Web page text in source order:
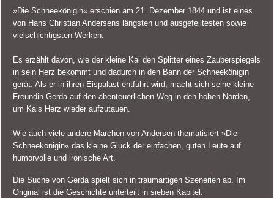
»Die Schneekönigin« erschien am 21. Dezember 1844 und ist eines
von Hans Christian Andersens längsten und ausgefeiltesten sowie
vielschichtigsten Werken.
Es erzählt davon, wie der kleine Kai den Splitter eines Zauberspiegels
in sein Herz bekommt und dadurch in den Bann der Schneekönigin
gerät. Als er in ihren Eispalast entführt wird, macht sich seine kleine
Freundin Gerda auf den abenteuerlichen Weg in den hohen Norden,
um Kais Herz wieder aufzutauen.
Wie auch viele andere Märchen von Andersen thematisiert »Die
Schneekönigin« das kleine Glück der einfachen, guten Leute auf
humorvolle und ironische Art.
Die Suche von Gerda spielt sich in traumartigen Szenerien ab. Im
Original ist die Geschichte unterteilt in sieben Kapitel: